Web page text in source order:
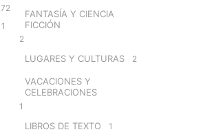
72
1
FANTASÍA Y CIENCIA
FICCIÓN
2
LUGARES Y CULTURAS 2
VACACIONES Y
CELEBRACIONES
1
LIBROS DE TEXTO 1